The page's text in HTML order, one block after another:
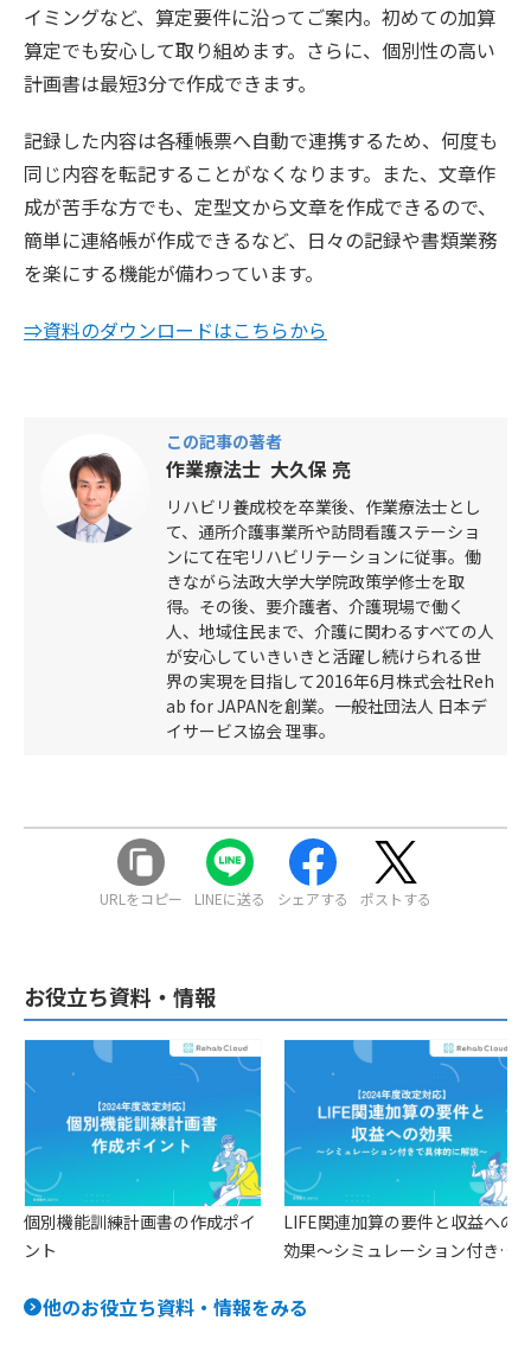
イミングなど、算定要件に沿ってご案内。初めての加算
算定でも安心して取り組めます。さらに、個別性の高い
計画書は最短3分で作成できます。
記録した内容は各種帳票へ自動で連携するため、何度も
同じ内容を転記することがなくなります。また、文章作
成が苦手な方でも、定型文から文章を作成できるので、
簡単に連絡帳が作成できるなど、日々の記録や書類業務
を楽にする機能が備わっています。
⇒資料のダウンロードはこちらから
この記事の著者
作業療法士 大久保 亮
リハビリ養成校を卒業後、作業療法士とし
て、通所介護事業所や訪問看護ステーショ
ンにて在宅リハビリテーションに従事。働
きながら法政大学大学院政策学修士を取
得。その後、要介護者、介護現場で働く
人、地域住民まで、介護に関わるすべての人
が安心していきいきと活躍し続けられる世
界の実現を目指して2016年6月株式会社Reh
ab for JAPANを創業。一般社団法人 日本デ
イサービス協会 理事。
URLをコピー LINEに送る シェアする ポストする
お役立ち資料・情報
個別機能訓練計画書の作成ポイ
ント
LIFE関連加算の要件と収益への
効果〜シミュレーション付きで
他のお役立ち資料・情報をみる